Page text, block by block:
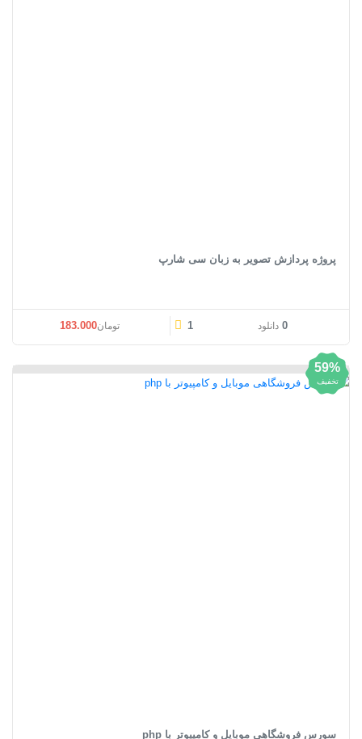
پروژه پردازش تصویر به زبان سی شارپ
0 دانلود 1 قیمت اصلی: تومان183.000 بود.
تومان183.000
59%
تخفیف
سورس فروشگاهی موبایل و کامپیوتر با php